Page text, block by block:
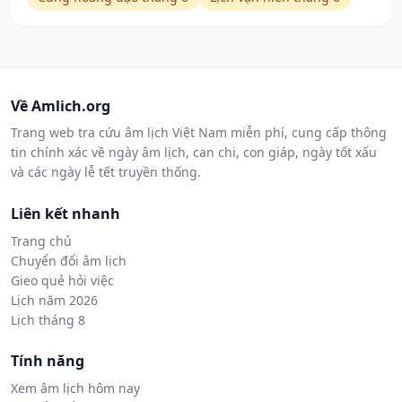
Về Amlich.org
Trang web tra cứu âm lịch Việt Nam miễn phí, cung cấp thông
tin chính xác về ngày âm lịch, can chi, con giáp, ngày tốt xấu
và các ngày lễ tết truyền thống.
Liên kết nhanh
Trang chủ
Chuyển đổi âm lịch
Gieo quẻ hỏi việc
Lịch năm 2026
Lịch tháng 8
Tính năng
Xem âm lịch hôm nay